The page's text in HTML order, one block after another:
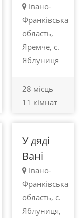
Івано-
Франківська
область,
Яремче, с.
Яблуниця
28 місць
11 кімнат
100 -
грн.
Яблуниця
У дяді
Вані
Івано-
Франківська
область, с.
Яблуниця,